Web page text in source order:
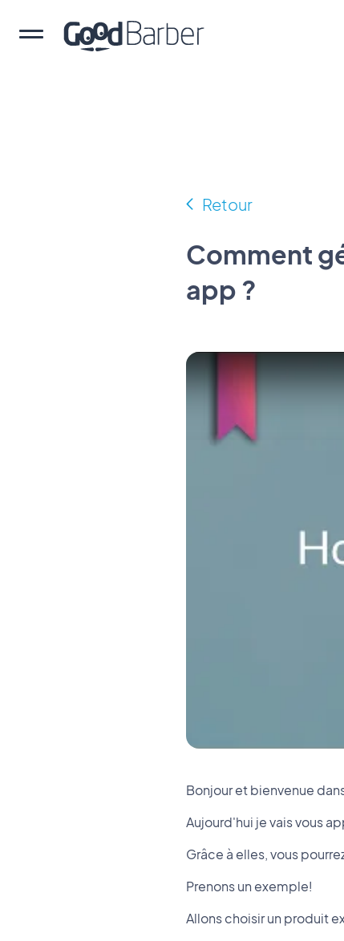
Retour
Comment
app ?
Bonjour et bienvenue
Aujourd'hui je vais vous
Grâce à elles, vous
Prenons un exemple!
Allons choisir un produit